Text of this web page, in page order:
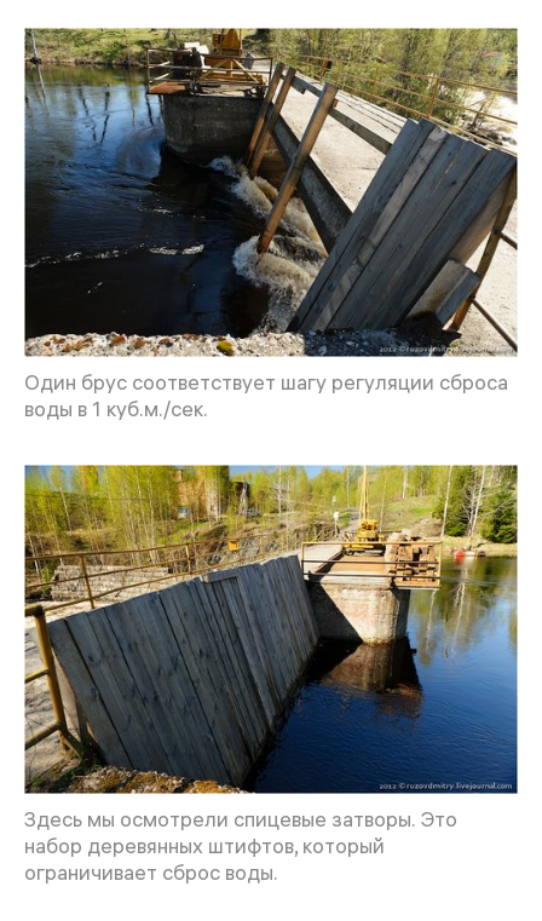
Один брус соответствует шагу регуляции сброса
воды в 1 куб.м./сек.
Здесь мы осмотрели спицевые затворы. Это
набор деревянных штифтов, который
ограничивает сброс воды.